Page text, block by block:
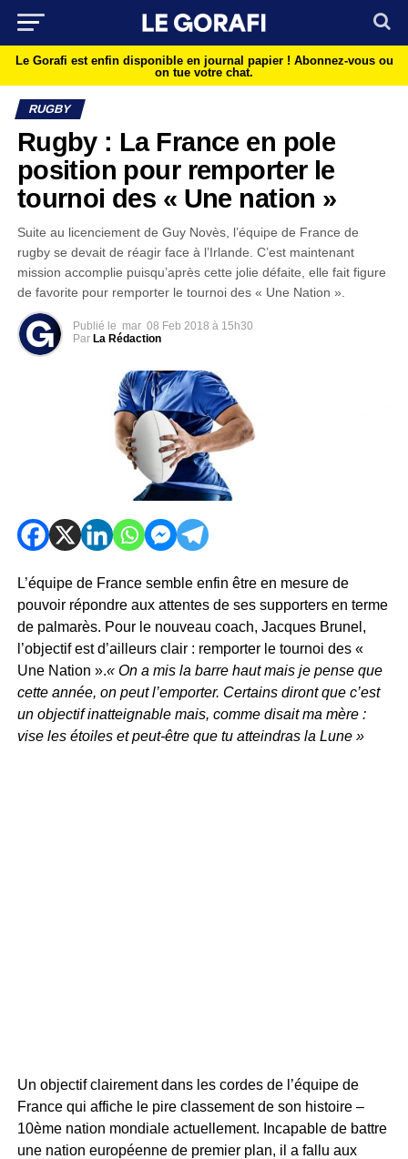
Le Gorafi est enfin disponible en journal papier ! Abonnez-vous ou
on tue votre chat.
RUGBY
Rugby : La France en pole
position pour remporter le
tournoi des « Une nation »
Suite au licenciement de Guy Novès, l’équipe de France de
rugby se devait de réagir face à l’Irlande. C’est maintenant
mission accomplie puisqu’après cette jolie défaite, elle fait figure
de favorite pour remporter le tournoi des « Une Nation ».
Publié le mar 08 Feb 2018 à 15h30
Par La Rédaction
L’équipe de France semble enfin être en mesure de
pouvoir répondre aux attentes de ses supporters en terme
de palmarès. Pour le nouveau coach, Jacques Brunel,
l’objectif est d’ailleurs clair : remporter le tournoi des «
Une Nation ».« On a mis la barre haut mais je pense que
cette année, on peut l’emporter. Certains diront que c’est
un objectif inatteignable mais, comme disait ma mère :
vise les étoiles et peut-être que tu atteindras la Lune »
Un objectif clairement dans les cordes de l’équipe de
France qui affiche le pire classement de son histoire –
10ème nation mondiale actuellement. Incapable de battre
une nation européenne de premier plan, il a fallu aux